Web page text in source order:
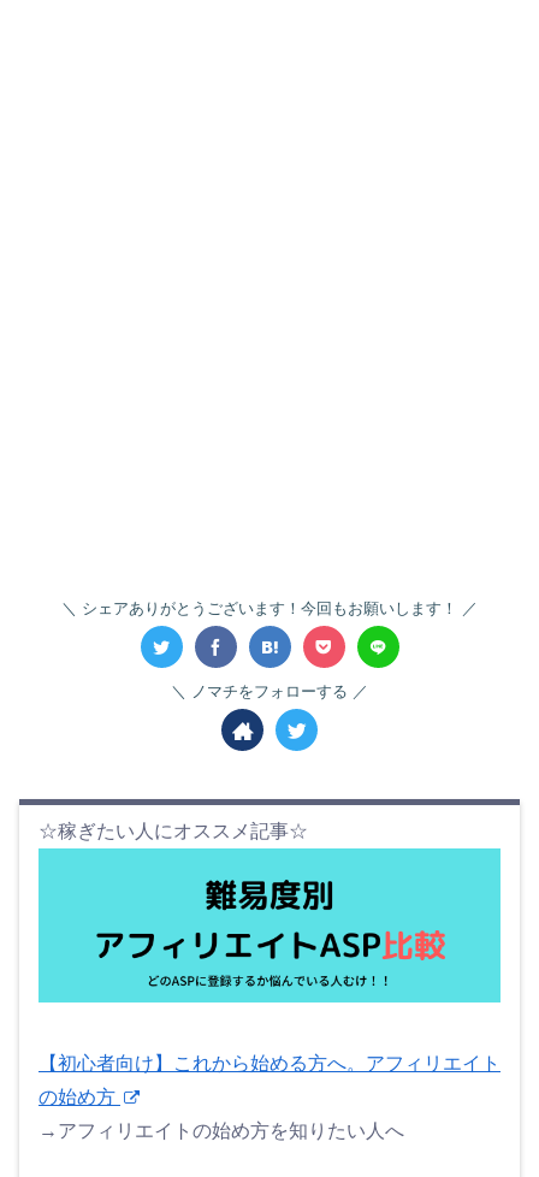
シェアありがとうございます！今回もお願いします！
ノマチをフォローする
☆稼ぎたい人にオススメ記事☆
【初心者向け】これから始める方へ。アフィリエイト
の始め方
→アフィリエイトの始め方を知りたい人へ